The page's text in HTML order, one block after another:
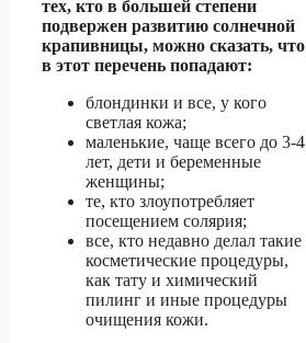
тех, кто в большей степени
подвержен развитию солнечной
крапивницы, можно сказать, что
в этот перечень попадают:
блондинки и все, у кого
светлая кожа;
маленькие, чаще всего до 3-4
лет, дети и беременные
женщины;
те, кто злоупотребляет
посещением солярия;
все, кто недавно делал такие
косметические процедуры,
как тату и химический
пилинг и иные процедуры
очищения кожи.